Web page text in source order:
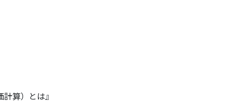
算）とは』